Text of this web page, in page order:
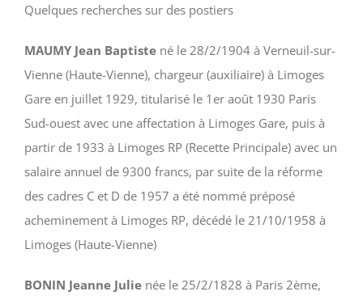
Quelques recherches sur des postiers
MAUMY Jean Baptiste né le 28/2/1904 à Verneuil-sur-
Vienne (Haute-Vienne), chargeur (auxiliaire) à Limoges
Gare en juillet 1929, titularisé le 1er août 1930 Paris
Sud-ouest avec une affectation à Limoges Gare, puis à
partir de 1933 à Limoges RP (Recette Principale) avec un
salaire annuel de 9300 francs, par suite de la réforme
des cadres C et D de 1957 a été nommé préposé
acheminement à Limoges RP, décédé le 21/10/1958 à
Limoges (Haute-Vienne)
BONIN Jeanne Julie née le 25/2/1828 à Paris 2ème,